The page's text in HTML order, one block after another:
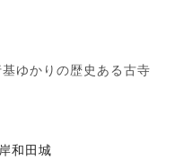
ゆかりの歴史ある古寺
岸和田城